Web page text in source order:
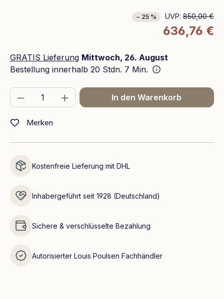
− 25 % UVP: 850,00 €
636,76 €
GRATIS Lieferung Mittwoch, 26. August
Bestellung innerhalb 20 Stdn. 7 Min.
Produkt Anzahl: Gib den gewünschten
In den Warenkorb
Merken
Kostenfreie Lieferung mit DHL
Inhabergeführt seit 1928 (Deutschland)
Sichere & verschlüsselte Bezahlung
Autorisierter Louis Poulsen Fachhändler